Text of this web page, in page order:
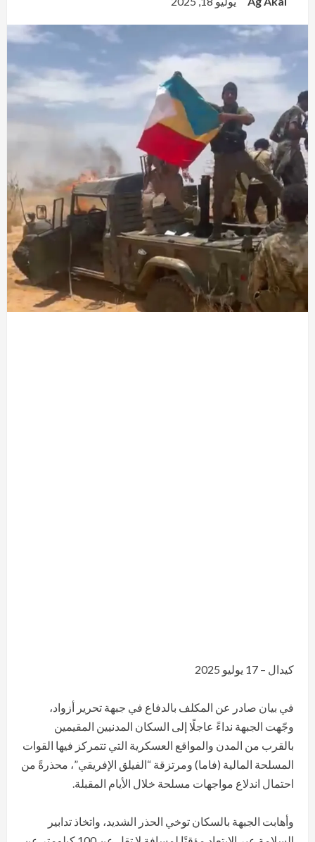
كيدال – 17 يوليو 2025
في بيان صادر عن المكلف بالدفاع في جبهة تحرير أزواد،
وجّهت الجبهة نداءً عاجلًا إلى السكان المدنيين المقيمين
بالقرب من المدن والمواقع العسكرية التي تتمركز فيها القوات
المسلحة المالية (فاما) ومرتزقة “الفيلق الإفريقي”، محذرةً من
احتمال اندلاع مواجهات مسلحة خلال الأيام المقبلة.
وأهابت الجبهة بالسكان توخي الحذر الشديد، واتخاذ تدابير